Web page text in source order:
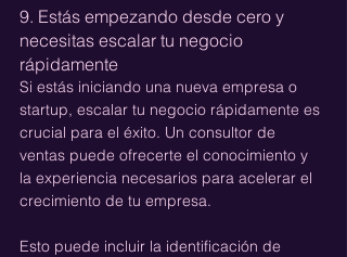
9. Estás empezando desde cero y
necesitas escalar tu negocio
rápidamente
Si estás iniciando una nueva empresa o
startup, escalar tu negocio rápidamente es
crucial para el éxito. Un consultor de
ventas puede ofrecerte el conocimiento y
la experiencia necesarios para acelerar el
crecimiento de tu empresa.
Esto puede incluir la identificación de